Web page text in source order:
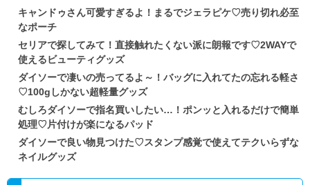
キャンドゥさん可愛すぎるよ！まるでジェラピケ♡売り切れ必至
なポーチ
セリアで探してみて！直接触れたくない派に朗報です♡2WAYで
使えるビューティグッズ
ダイソーで凄いの売ってるよ～！バッグに入れてたの忘れる軽さ
♡100gしかない超軽量グッズ
むしろダイソーで指名買いしたい…！ポンッと入れるだけで簡単
処理♡片付けが楽になるパッド
ダイソーで良い物見つけた♡スタンプ感覚で使えてテクいらずな
ネイルグッズ